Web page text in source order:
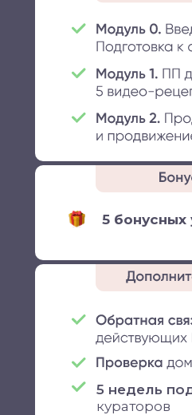
5 бонусных
5 недель
кураторов